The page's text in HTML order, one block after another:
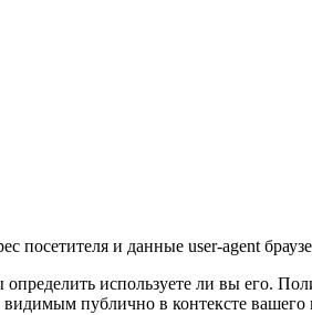
посетителя и данные user-agent
используете ли вы его.
публично в контексте вашего